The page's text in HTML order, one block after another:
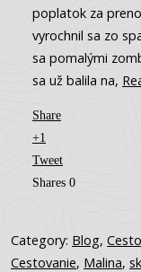
poplatok za
vyrochnil sa zo
sa pomalými
sa už balila na,
Share
+1
Tweet
Shares 0
Category: Blog,
Cestovanie, Malina,